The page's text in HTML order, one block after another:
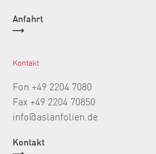
Anfahrt
Kontakt
Fon +49 2204 7080
Fax +49 2204 70850
info@aslanfolien.de
Kontakt